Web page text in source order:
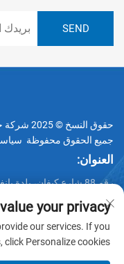
حقوق
جميع الحقوق محفوظة
العنوان:
رقم 88 شارع كيغان،
جيانغسو، الصين
الهاتف:
+86 15162337620
your privacy
our services. If you
Personalize cookies.